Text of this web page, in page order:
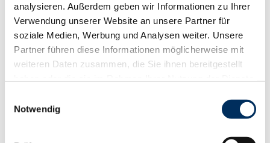
analysieren. Außerdem geben wir Informationen zu Ihrer
Verwendung unserer Website an unsere Partner für
soziale Medien, Werbung und Analysen weiter. Unsere
Partner führen diese Informationen möglicherweise mit
weiteren Daten zusammen, die Sie ihnen bereitgestellt
Notwendig
Das SARS-Coronavirus‑2 (SARS-CoV‑2), Influenza (Flu A/B)
und das Respiratory-Syncytial-Virus (RSV) sind
Erkrankungen der Atemwege, deren klinische Symptome
sich überschneiden können. Aus diesem Grund ist einer
Differenzierung der Erreger erforderlich. Mit dem SARS-
Jedes Jahr sind unzählige Menschen von den Symptomen